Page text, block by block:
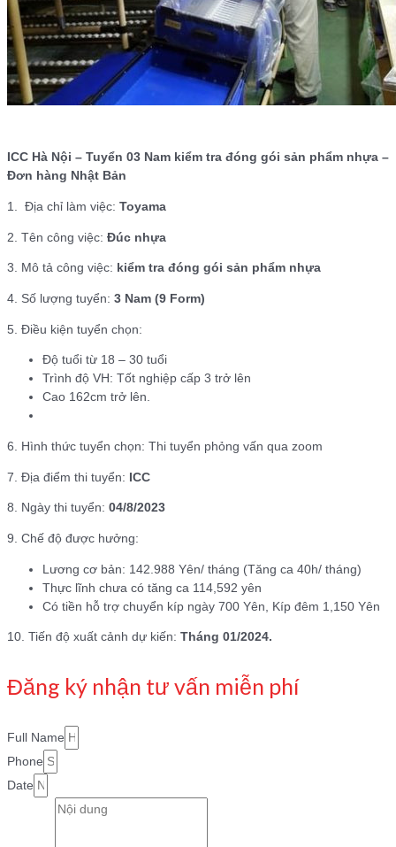
ICC Hà Nội – Tuyển 03 Nam kiểm tra đóng gói sản phẩm nhựa –
Đơn hàng Nhật Bản
1. Địa chỉ làm việc: Toyama
2. Tên công việc: Đúc nhựa
3. Mô tả công việc: kiểm tra đóng gói sản phẩm nhựa
4. Số lượng tuyển: 3 Nam (9 Form)
5. Điều kiện tuyển chọn:
Độ tuổi từ 18 – 30 tuổi
Trình độ VH: Tốt nghiệp cấp 3 trở lên
Cao 162cm trở lên.
6. Hình thức tuyển chọn: Thi tuyển phỏng vấn qua zoom
7. Địa điểm thi tuyển: ICC
8. Ngày thi tuyển: 04/8/2023
9. Chế độ được hưởng:
Lương cơ bản: 142.988 Yên/ tháng (Tăng ca 40h/ tháng)
Thực lĩnh chưa có tăng ca 114,592 yên
Có tiền hỗ trợ chuyển kíp ngày 700 Yên, Kíp đêm 1,150 Yên
10. Tiến độ xuất cảnh dự kiến: Tháng 01/2024.
Đăng ký nhận tư vấn miễn phí
Full Name
Phone
Date